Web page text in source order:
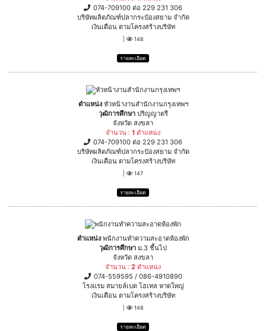
074-709100 ต่อ 229 231 306
บริษัทผลิตภัณฑ์ปลากระป๋องสยาม จำกัด
เงินเดือน ตามโครงสร้างบริษัท
148
รายละเอียด
ตำแหน่งหัวหน้างานสำนักงานกรุงเทพฯ
วุฒิการศึกษา ปริญญาตรี
จังหวัด สงขลา
จำนวน : 1 ตำแหน่ง
074-709100 ต่อ 229 231 306
บริษัทผลิตภัณฑ์ปลากระป๋องสยาม จำกัด
เงินเดือน ตามโครงสร้างบริษัท
147
รายละเอียด
ตำแหน่งพนักงานทำความสะอาดห้องพัก
วุฒิการศึกษา ม.3 ชึ้นไป
จังหวัด สงขลา
จำนวน : 2 ตำแหน่ง
074-559595 / 086-4910890
โรงแรม สมายล์เบด โฮเทล หาดใหญ่
เงินเดือน ตามโครงสร้างบริษัท
148
รายละเอียด